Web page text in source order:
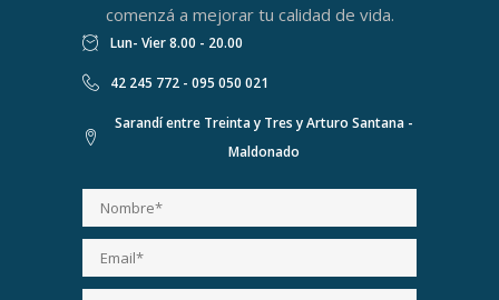
comenzá a mejorar tu calidad de vida.
Lun- Vier 8.00 - 20.00
42 245 772 - 095 050 021
Sarandí entre Treinta y Tres y Arturo Santana -
Maldonado